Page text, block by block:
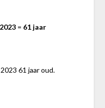
= 61 jaar
61 jaar oud.